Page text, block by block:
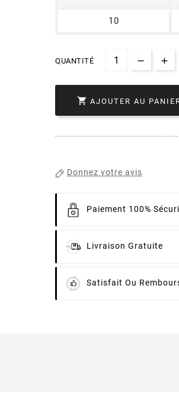
10
QUANTITÉ
 AJOUTER AU
Donnez votre avis
Paiement 100%
Livraison Gratuite
Satisfait Ou